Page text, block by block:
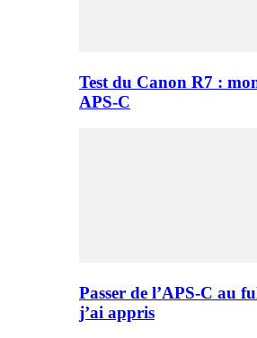
Test du Canon R7 :
APS-C
Passer de l’APS-C au
j’ai appris